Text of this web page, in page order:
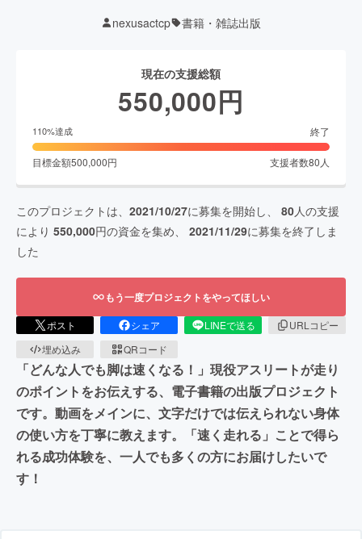
nexusactcp 書籍・雑誌出版
現在の支援総額
550,000円
110%達成 終了
目標金額500,000円 支援者数80 人
このプロジェクトは、 2021/10/27に募集を開始し、 80人の支援
により 550,000円の資金を集め、 2021/11/29に募集を終了しま
した
もう一度プロジェクトをやってほしい
ポスト シェア LINEで送る
URLコピー
埋め込み
QRコード
「どんな人でも脚は速くなる！」現役アスリートが走り
のポイントをお伝えする、電子書籍の出版プロジェクト
です。動画をメインに、文字だけでは伝えられない身体
の使い方を丁寧に教えます。「速く走れる」ことで得ら
れる成功体験を、一人でも多くの方にお届けしたいで
す！